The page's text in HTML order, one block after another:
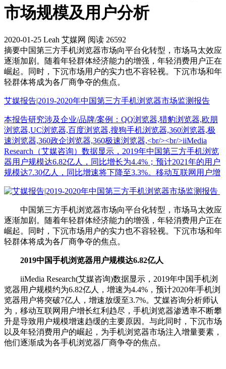
市场规模及用户分析
2020-01-25 Leah 艾媒网 阅读 26592
摘要中国第三方手机浏览器市场向平台化转型，市场马太效应
逐渐加剧。随着年轻群体经济能力的增强，年轻消费用户正在
崛起。同时，下沉市场用户的实力也不容轻视。下沉市场和年
轻群体将成为各厂商争夺的焦点。
艾媒报告|2019-2020年中国第三方手机浏览器市场监测报告
本报告研究涉及企业/品牌/案例：QQ浏览器,猎豹浏览器,欧朋
浏览器,UC浏览器,百度浏览器,搜狗手机浏览器,360浏览器,极
速浏览器,360政企浏览器,360极速浏览器,<br/><br/>iiMedia
Research（艾媒咨询）数据显示，2019年中国第三方手机浏览
器用户规模达6.82亿人，同比增长为4.4%；预计2021年的用户
规模达7.30亿人，同比增速将下降至3.3%。移动互联网用户增
中国第三方手机浏览器市场向平台化转型，市场马太效应
逐渐加剧。随着年轻群体经济能力的增强，年轻消费用户正在
崛起。同时，下沉市场用户的实力也不容轻视。下沉市场和年
轻群体将成为各厂商争夺的焦点。
2019中国手机浏览器用户规模达6.82亿人
iiMedia Research(艾媒咨询)数据显示，2019年中国手机浏
览器用户规模约为6.82亿人，增速为4.4%，预计2020年手机浏
览器用户将突破7亿人，增速放缓至3.7%。艾媒咨询分析师认
为，移动互联网用户增长红利趋尽，手机浏览器渗透率不断攀
升是导致用户规模增速趋缓的主要原因。与此同时，下沉市场
以及年轻消费用户的崛起，为手机浏览器市场注入增量要素，
他们逐渐成为各手机浏览器厂商争夺的焦点。